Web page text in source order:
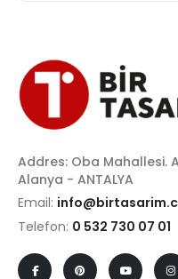
Addres: Oba Mahallesi.
Alanya - ANTALYA
Email:
Telefon: 0 532 730 07 01